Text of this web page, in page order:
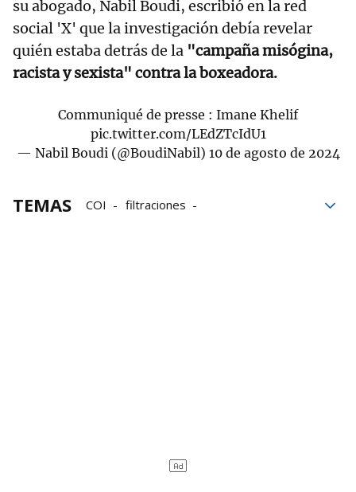
su abogado, Nabil Boudi, escribió en la red
social 'X' que la investigación debía revelar
quién estaba detrás de la "campaña misógina,
racista y sexista" contra la boxeadora.
Communiqué de presse : Imane Khelif
pic.twitter.com/LEdZTcIdU1
— Nabil Boudi (@BoudiNabil) 10 de agosto de 2024
TEMAS COI
filtraciones